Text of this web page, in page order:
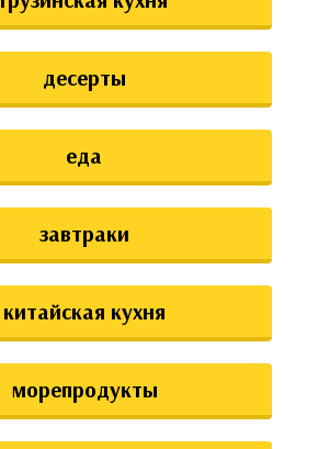
десерты
еда
завтраки
китайская кухня
морепродукты